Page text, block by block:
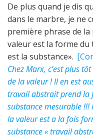
De plus quand je dis
dans le marbre, je ne
première phrase de la
valeur est la forme
est la substance».
Chez Marx, c’est plus
de la valeur ! Il en est
travail abstrait prend la
substance mesurable
la valeur est a la fois
substance « travail